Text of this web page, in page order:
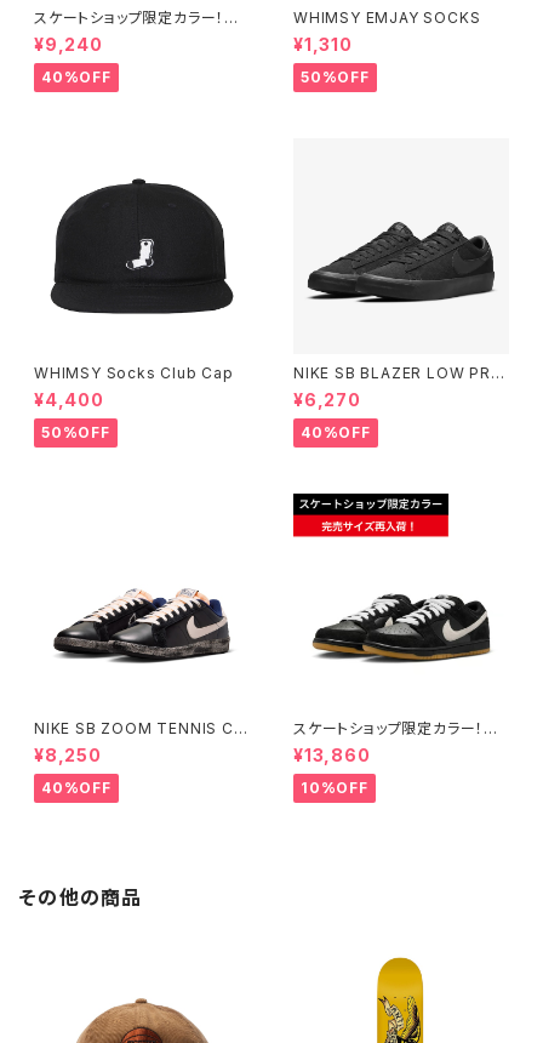
スケートショップ限定カラー！NI
KE SB DUNK LOW PRO ISO
BURGUNDY CRUSH
¥9,240
40%OFF
WHIMSY EMJAY SOCKS
¥1,310
50%OFF
WHIMSY Socks Club Cap
¥4,400
50%OFF
NIKE SB BLAZER LOW PRO
GT BLACK/BLACK ナイキエ
スビー ブレーザー ロー ブラッ
ク
¥6,270
40%OFF
NIKE SB ZOOM TENNIS CL
ASSIC QS "RASSVET" ナイ
キエスビー ズーム テニスクラシ
ック ラスベート Small Size
¥8,250
40%OFF
スケートショップ限定カラー！NI
KE SB DUNK LOW PRO BLA
CK/WHITE/GUM
¥13,860
10%OFF
その他の商品